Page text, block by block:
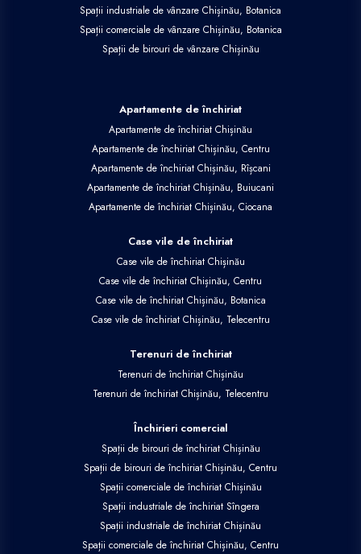
Spații industriale de vânzare Chișinău, Botanica
Spații comerciale de vânzare Chișinău, Botanica
Spații de birouri de vânzare Chișinău
Apartamente de închiriat
Apartamente de închiriat Chișinău
Apartamente de închiriat Chișinău, Centru
Apartamente de închiriat Chișinău, Rîșcani
Apartamente de închiriat Chișinău, Buiucani
Apartamente de închiriat Chișinău, Ciocana
Case vile de închiriat
Case vile de închiriat Chișinău
Case vile de închiriat Chișinău, Centru
Case vile de închiriat Chișinău, Botanica
Case vile de închiriat Chișinău, Telecentru
Terenuri de închiriat
Terenuri de închiriat Chișinău
Terenuri de închiriat Chișinău, Telecentru
Închirieri comercial
Spații de birouri de închiriat Chișinău
Spații de birouri de închiriat Chișinău, Centru
Spații comerciale de închiriat Chișinău
Spații industriale de închiriat Sîngera
Spații industriale de închiriat Chișinău
Spații comerciale de închiriat Chișinău, Centru